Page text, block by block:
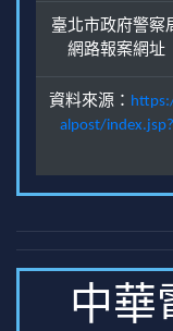
臺北市政府警察
網路報案網址
資料來源：
alpost/
中華